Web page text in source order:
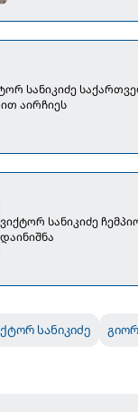
სანიკიძე
აირჩიეს
ვიქტორ სანიკიძე
დაინიშნა
სანიკიძე